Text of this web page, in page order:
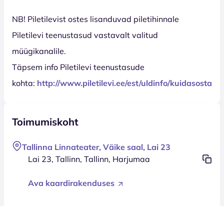
NB! Piletilevist ostes lisanduvad piletihinnale
Piletilevi teenustasud vastavalt valitud
müügikanalile.
Täpsem info Piletilevi teenustasude
kohta: http://www.piletilevi.ee/est/uldinfo/kuidasosta/
Toimumiskoht
Tallinna Linnateater, Väike saal, Lai 23
Lai 23, Tallinn, Tallinn, Harjumaa
Ava kaardirakenduses